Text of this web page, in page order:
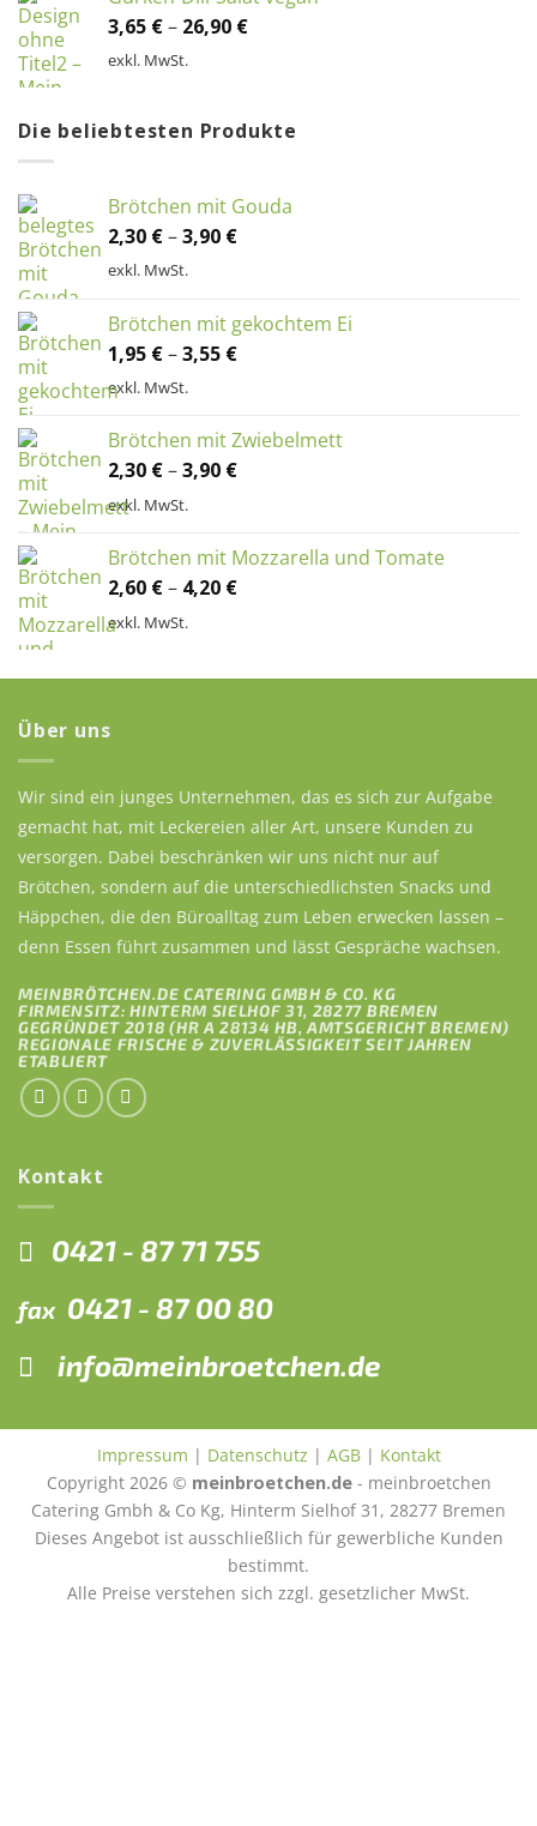
3,65 €– 26,90 €
exkl. MwSt.
Die beliebtesten Produkte
Brötchen mit Gouda
2,30 €–3,90 €
exkl. MwSt.
Brötchen mit gekochtem Ei
1,95 €–3,55 €
exkl. MwSt.
Brötchen mit Zwiebelmett
2,30 €–3,90 €
exkl. MwSt.
Brötchen mit Mozzarella und Tomate
2,60 €– 4,20 €
exkl. MwSt.
Über uns
Wir sind ein junges Unternehmen, das es sich zur Aufgabe
gemacht hat, mit Leckereien aller Art, unsere Kunden zu
versorgen. Dabei beschränken wir uns nicht nur auf
Brötchen, sondern auf die unterschiedlichsten Snacks und
Häppchen, die den Büroalltag zum Leben erwecken lassen –
denn Essen führt zusammen und lässt Gespräche wachsen.
MEINBRÖTCHEN.DE CATERING GMBH & CO. KG
FIRMENSITZ: HINTERM SIELHOF 31, 28277 BREMEN
GEGRÜNDET 2018 (HR A 28134 HB, AMTSGERICHT BREMEN)
REGIONALE FRISCHE & ZUVERLÄSSIGKEIT SEIT JAHREN
ETABLIERT
Kontakt
0421 - 87 71 755
fax 0421 - 87 00 80
info@meinbroetchen.de
Impressum | Datenschutz | AGB | Kontakt
Copyright 2026 © meinbroetchen.de- meinbroetchen
Catering Gmbh & Co Kg, Hinterm Sielhof 31, 28277 Bremen
Dieses Angebot ist ausschließlich für gewerbliche Kunden
bestimmt.
Alle Preise verstehen sich zzgl. gesetzlicher MwSt.